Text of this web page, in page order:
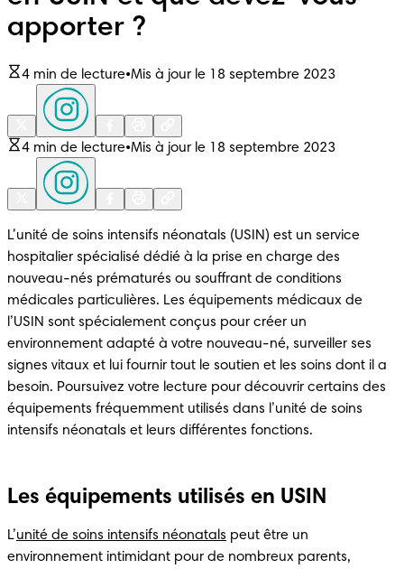
apporter ?
4 min de lecture•Mis à jour le 18 septembre 2023
4 min de lecture•Mis à jour le 18 septembre 2023
L’unité de soins intensifs néonatals (USIN) est un service
hospitalier spécialisé dédié à la prise en charge des
nouveau-nés prématurés ou souffrant de conditions
médicales particulières. Les équipements médicaux de
l’USIN sont spécialement conçus pour créer un
environnement adapté à votre nouveau-né, surveiller ses
signes vitaux et lui fournir tout le soutien et les soins dont il a
besoin. Poursuivez votre lecture pour découvrir certains des
équipements fréquemment utilisés dans l’unité de soins
intensifs néonatals et leurs différentes fonctions.
Les équipements utilisés en USIN
L’unité de soins intensifs néonatals peut être un
environnement intimidant pour de nombreux parents,